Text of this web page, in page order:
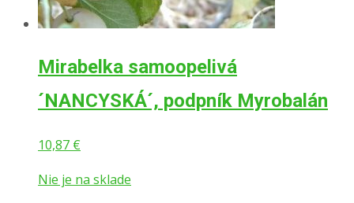
Mirabelka samoopelivá
´NANCYSKÁ´, podpník Myrobalán
10,87 €
Nie je na sklade